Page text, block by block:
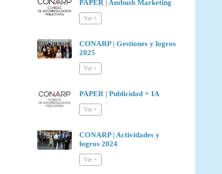
PAPER | Ambush Marketing
CONARP | Gestiones y logros
2025
PAPER | Publicidad + IA
CONARP | Actividades y
logros 2024